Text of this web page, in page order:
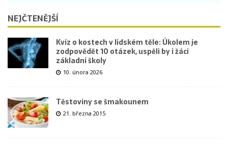
NEJČTENĚJŠÍ
Kvíz o kostech v lidském těle: Úkolem je
zodpovědět 10 otázek, uspěli by i žáci
základní školy
10. února 2026
Těstoviny se šmakounem
21. března 2015